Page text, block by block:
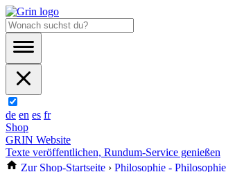
de en es fr
Shop
GRIN Website
Texte veröffentlichen, Rundum-Service genießen
Zur Shop-Startseite › Philosophie -